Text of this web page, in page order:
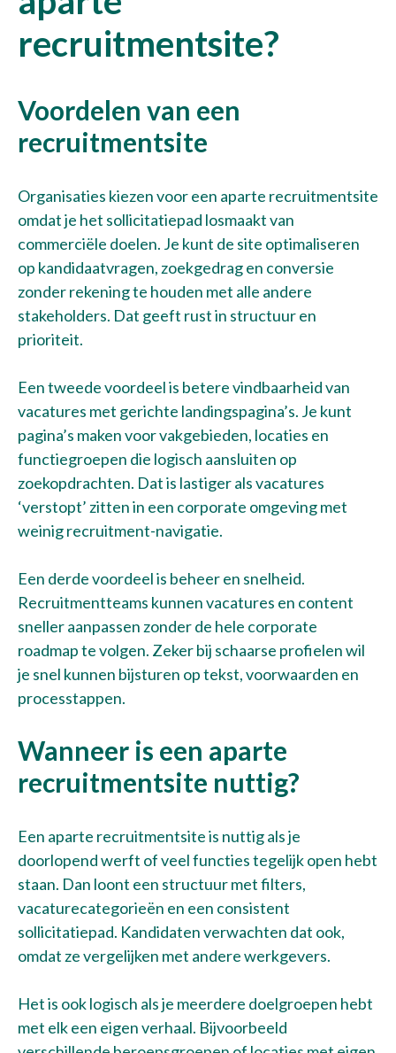
Talentwave Solution
Pronkstukken
Kennisbank
Werken bij
recruitmentsite?
Voordelen van een
recruitmentsite
Organisaties kiezen voor een aparte recruitmentsite
omdat je het sollicitatiepad losmaakt van
commerciële doelen. Je kunt de site optimaliseren
op kandidaatvragen, zoekgedrag en conversie
zonder rekening te houden met alle andere
stakeholders. Dat geeft rust in structuur en
prioriteit.
Een tweede voordeel is betere vindbaarheid van
vacatures met gerichte landingspagina’s. Je kunt
pagina’s maken voor vakgebieden, locaties en
functiegroepen die logisch aansluiten op
zoekopdrachten. Dat is lastiger als vacatures
‘verstopt’ zitten in een corporate omgeving met
weinig recruitment-navigatie.
Een derde voordeel is beheer en snelheid.
Recruitmentteams kunnen vacatures en content
sneller aanpassen zonder de hele corporate
roadmap te volgen. Zeker bij schaarse profielen wil
je snel kunnen bijsturen op tekst, voorwaarden en
processtappen.
Wanneer is een aparte
recruitmentsite nuttig?
Een aparte recruitmentsite is nuttig als je
doorlopend werft of veel functies tegelijk open hebt
staan. Dan loont een structuur met filters,
vacaturecategorieën en een consistent
sollicitatiepad. Kandidaten verwachten dat ook,
omdat ze vergelijken met andere werkgevers.
Het is ook logisch als je meerdere doelgroepen hebt
met elk een eigen verhaal. Bijvoorbeeld